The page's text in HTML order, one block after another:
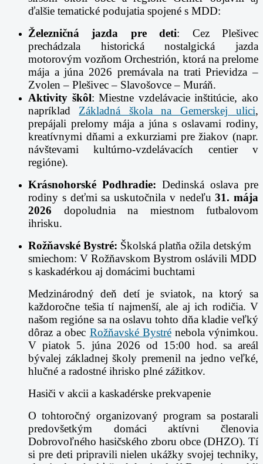
ďalšie tematické podujatia spojené s MDD:
Železničná jazda pre deti: Cez Plešivec
prechádzala historická nostalgická jazda
motorovým vozňom Orchestrión, ktorá na prelome
mája a júna 2026 premávala na trati Prievidza –
Zvolen – Plešivec – Slavošovce – Muráň.
Aktivity škôl: Miestne vzdelávacie inštitúcie, ako
napríklad Základná škola na Gemerskej ulici,
prepájali prelomy mája a júna s oslavami rodiny,
kreatívnymi dňami a exkurziami pre žiakov (napr.
návštevami kultúrno-vzdelávacích centier v
regióne).
Krásnohorské Podhradie: Dedinská oslava pre
rodiny s deťmi sa uskutočnila v nedeľu31. mája
2026 dopoludnia na miestnom futbalovom
ihrisku.
Rožňavské Bystré: Školská platňa ožila detským
smiechom: V Rožňavskom Bystrom oslávili MDD
s kaskadérkou aj domácimi buchtami
Medzinárodný deň detí je sviatok, na ktorý sa
každoročne tešia tí najmenší, ale aj ich rodičia. V
našom regióne sa na oslavu tohto dňa kladie veľký
dôraz a obec Rožňavské Bystrénebola výnimkou.
V piatok 5. júna 2026 od 15:00 hod. sa areál
bývalej základnej školy premenil na jedno veľké,
hlučné a radostné ihrisko plné zážitkov.
Hasiči v akcii a kaskadérske prekvapenie
O tohtoročný organizovaný program sa postarali
predovšetkým domáci aktívni členovia
Dobrovoľného hasičského zboru obce (DHZO). Tí
si pre deti pripravili nielen ukážky svojej techniky,